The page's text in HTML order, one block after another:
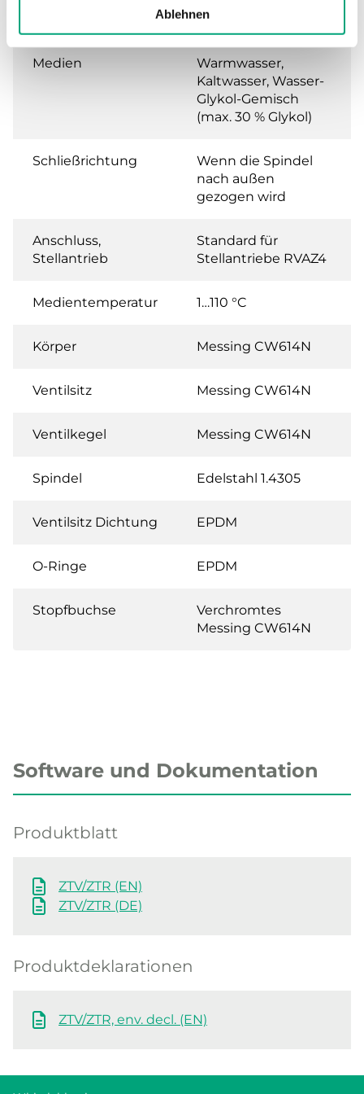
AblehnenLeckrate)
Medien
Warmwasser,
Kaltwasser, Wasser-
Glykol-Gemisch
(max. 30 % Glykol)
Schließrichtung
Wenn die Spindel
nach außen
gezogen wird
Anschluss,
Stellantrieb
Standard für
Stellantriebe RVAZ4
Medientemperatur 1…110 °C
Körper Messing CW614N
Ventilsitz Messing CW614N
Ventilkegel Messing CW614N
Spindel Edelstahl 1.4305
Ventilsitz Dichtung EPDM
O-Ringe EPDM
Stopfbuchse
Verchromtes
Messing CW614N
Software und Dokumentation
Produktblatt
ZTV/ZTR (EN)
ZTV/ZTR (DE)
Produktdeklarationen
ZTV/ZTR, env. decl. (EN)